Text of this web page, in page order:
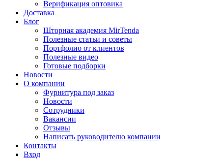
Верификация оптовика
Доставка
Блог
Шторная академия MirTenda
Полезные статьи и советы
Портфолио от клиентов
Полезные видео
Готовые подборки
Новости
О компании
Фурнитура под заказ
Новости
Сотрудники
Вакансии
Отзывы
Написать руководителю компании
Контакты
Вход